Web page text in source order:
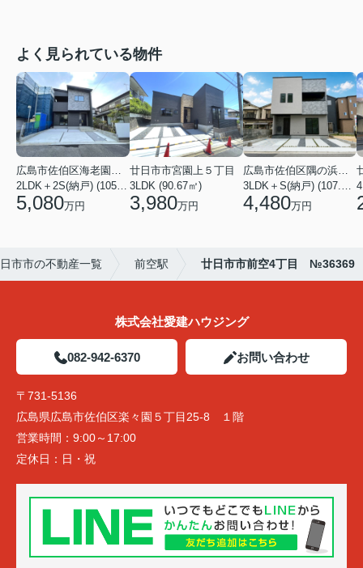
よく見られている物件
広島市佐伯区海老園３丁目
2LDK＋2S(納戸) (105.16㎡)
5,080万円
廿日市市宮園上５丁目
3LDK (90.67㎡)
3,980万円
広島市佐伯区隅の浜２丁目
3LDK＋S(納戸) (107.23㎡)
4,480万円
市市の不動産一覧 前空駅 廿日市市前空4丁目 №36369
株式会社愛建ハウジング
082-942-6370 お問い合わせ
〒731-5136
広島県広島市佐伯区楽々園５丁目25-8 １階
営業時間： 9:00～17:00
定休日： 日・祝